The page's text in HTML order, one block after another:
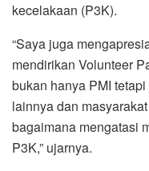
kecelakaan (P3K).
“Saya juga
mendirikan Volunteer
bukan hanya PMI
lainnya dan
bagaimana mengatasi
P3K,” ujarnya.